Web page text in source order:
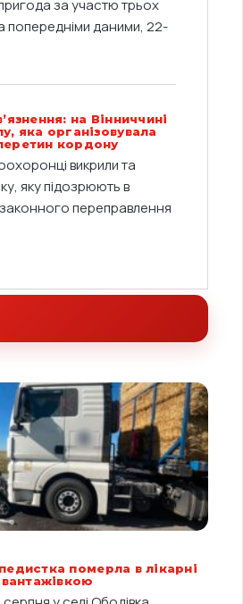
за участю трьох
попередніми даними, 22-
на Вінниччині
яка організовувала
кордону
викрили та
яку підозрюють в
переправлення
померла в лікарні
вантажівкою